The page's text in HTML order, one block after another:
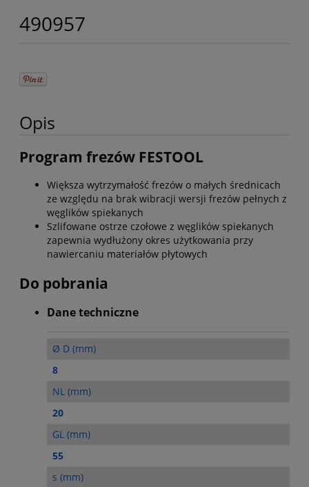
490957
Opis
Program frezów FESTOOL
Większa wytrzymałość frezów o małych średnicach
ze względu na brak wibracji wersji frezów pełnych z
węglików spiekanych
Szlifowane ostrze czołowe z węglików spiekanych
zapewnia wydłużony okres użytkowania przy
nawiercaniu materiałów płytowych
Do pobrania
Dane techniczne
Ø D (mm)
8
NL (mm)
20
GL (mm)
55
s (mm)